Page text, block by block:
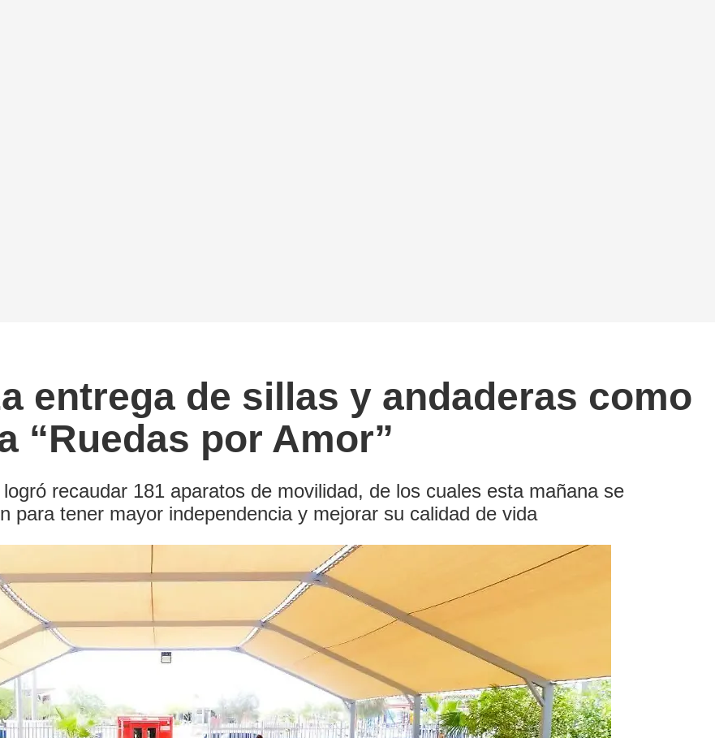
entrega de sillas y andaderas como
“Ruedas por Amor”
recaudar 181 aparatos de movilidad, de los cuales esta mañana se
para tener mayor independencia y mejorar su calidad de vida